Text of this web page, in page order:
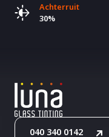
Achterruit
30%
040 340 0142